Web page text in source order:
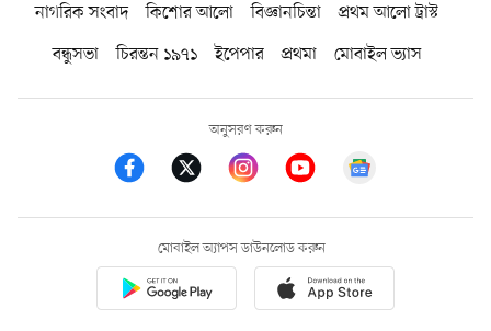
নাগরিক সংবাদ কিশোর আলো বিজ্ঞানচিন্তা
প্রথম আলো ট্রাস্ট
বন্ধুসভা
চিরন্তন ১৯৭১ ইপেপার প্রথমা মোবাইল ভ্যাস
অনুসরণ করুন
মোবাইল অ্যাপস ডাউনলোড করুন